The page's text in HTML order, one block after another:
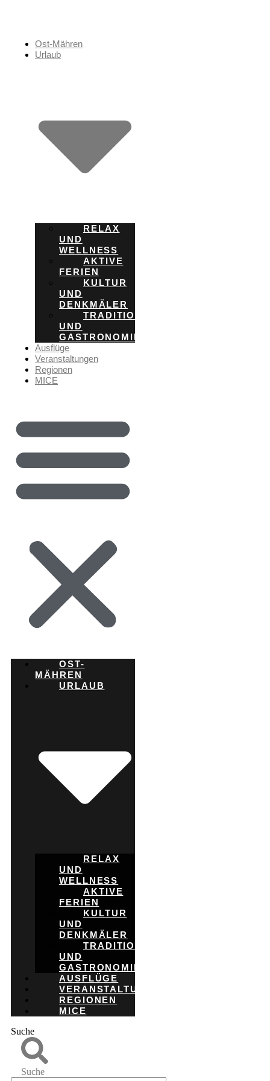
Ost-Mähren
Urlaub
RELAX
UND
WELLNESS
AKTIVE
FERIEN
KULTUR
UND
DENKMÄLER
TRADITION
UND
GASTRONOMIE
Ausflüge
Veranstaltungen
Regionen
MICE
OST-
MÄHREN
URLAUB
RELAX
UND
WELLNESS
AKTIVE
FERIEN
KULTUR
UND
DENKMÄLER
TRADITION
UND
GASTRONOMIE
AUSFLÜGE
VERANSTALTUNGEN
REGIONEN
MICE
Suche
Suche